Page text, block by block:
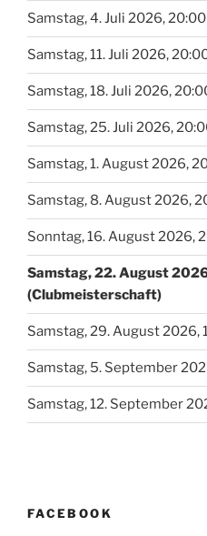
Samstag, 4. Juli 2026,
Samstag, 11. Juli 2026,
Samstag, 18. Juli 2026,
Samstag, 25. Juli 2026,
Samstag, 1. August 2026,
Samstag, 8. August 2026,
Sonntag, 16. August 2026,
Samstag, 22. August
(Clubmeisterschaft)
Samstag, 29. August 2026,
Samstag, 5. September
Samstag, 12. September
FACEBOOK